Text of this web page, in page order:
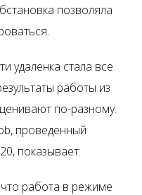
позволяла
удаленка стала все
работы из
по-разному.
проведенный
показывает:
работа в режиме